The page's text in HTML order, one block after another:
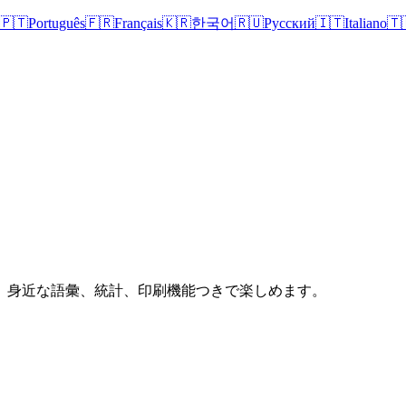
🇵🇹Português🇫🇷Français🇰🇷한국어🇷🇺Русский🇮🇹Italiano
近な語彙、統計、印刷機能つきで楽しめます。